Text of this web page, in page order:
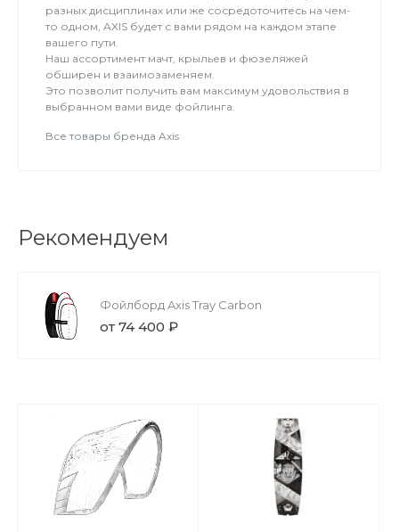
разных дисциплинах или же сосредоточитесь на чем-
то одном, AXIS будет с вами рядом на каждом этапе
вашего пути.
Наш ассортимент мачт, крыльев и фюзеляжей
обширен и взаимозаменяем.
Это позволит получить вам максимум удовольствия в
выбранном вами виде фойлинга.
Все товары бренда Axis
Рекомендуем
Фойлборд Axis Tray Carbon
от 74 400 ₽